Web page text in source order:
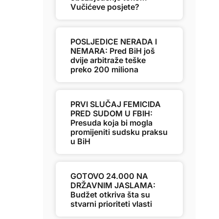
Vučićeve posjete?
POSLJEDICE NERADA I
NEMARA: Pred BiH još
dvije arbitraže teške
preko 200 miliona
PRVI SLUČAJ FEMICIDA
PRED SUDOM U FBIH:
Presuda koja bi mogla
promijeniti sudsku praksu
u BiH
GOTOVO 24.000 NA
DRŽAVNIM JASLAMA:
Budžet otkriva šta su
stvarni prioriteti vlasti